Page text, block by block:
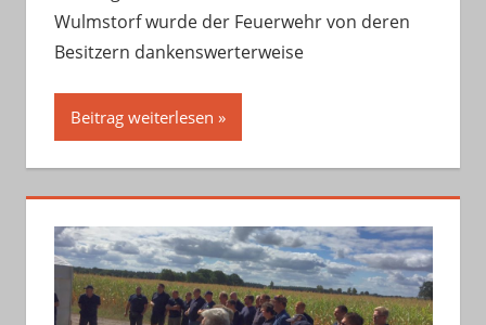
Wulmstorf wurde der Feuerwehr von deren
Besitzern dankenswerterweise
Beitrag weiterlesen